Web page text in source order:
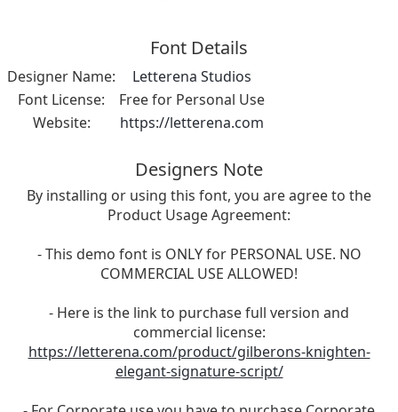
Font Details
Designer Name:
Letterena Studios
Font License:
Free for Personal Use
Website:
https://letterena.com
Designers Note
By installing or using this font, you are agree to the
Product Usage Agreement:
- This demo font is ONLY for PERSONAL USE. NO
COMMERCIAL USE ALLOWED!
- Here is the link to purchase full version and
commercial license:
https://letterena.com/product/gilberons-knighten-
elegant-signature-script/